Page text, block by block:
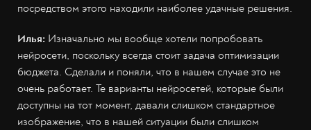
посредством этого находили наиболее удачные решения.
Илья: Изначально мы вообще хотели попробовать
нейросети, поскольку всегда стоит задача оптимизации
бюджета. Сделали и поняли, что в нашем случае это не
очень работает. Те варианты нейросетей, которые были
доступны на тот момент, давали слишком стандартное
изображение, что в нашей ситуации были слишком